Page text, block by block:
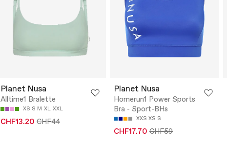
Planet Nusa
Alltime1 Bralette
XS S M XL XXL
CHF13.20 CHF44
Planet Nusa
Homerun1 Power Sports
Bra - Sport-BHs
XXS XS S
CHF17.70 CHF59